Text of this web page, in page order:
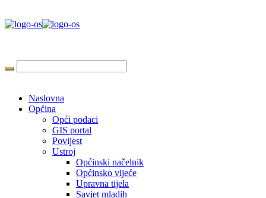
Naslovna
Općina
Opći podaci
GIS portal
Povijest
Ustroj
Općinski načelnik
Općinsko vijeće
Upravna tijela
Savjet mladih